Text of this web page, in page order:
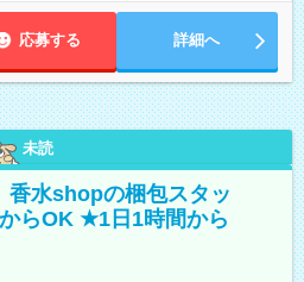
応募する 詳細へ
未読
香水shopの梱包スタッ
らOK ★1日1時間から